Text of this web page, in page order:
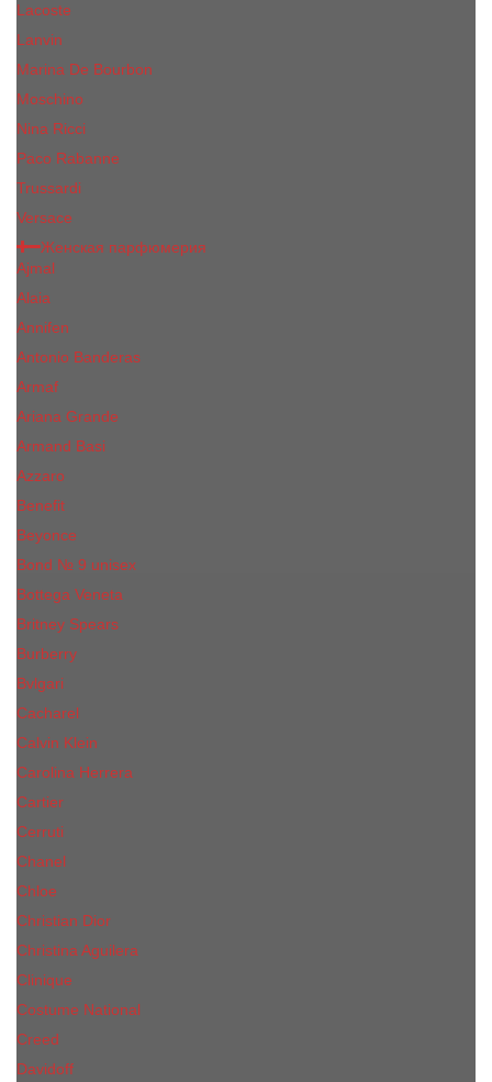
Lacoste
Lanvin
Marina De Bourbon
Moschino
Nina Ricci
Paco Rabanne
Trussardi
Versace
Женская парфюмерия
Ajmal
Alaia
Annifen
Antonio Banderas
Armaf
Ariana Grande
Armand Basi
Azzaro
Benefit
Beyonce
Bond № 9 unisex
Bottega Veneta
Britney Spears
Burberry
Bvlgari
Cacharel
Calvin Klein
Carolina Herrera
Cartier
Cerruti
Сhanеl
Chloe
Christian Dior
Christina Aguilera
Сliniquе
Costume National
Creed
Davidoff